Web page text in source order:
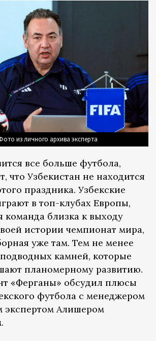
из личного архива эксперта
все больше футбола,
что Узбекистан не находится
праздника. Узбекские
в топ-клубах Европы,
команда близка к выходу
истории чемпионат мира,
уже там. Тем не менее
камней, которые
планомерному развитию.
«Ферганы» обсудил плюсы
футбола с менеджером
экспертом Алишером